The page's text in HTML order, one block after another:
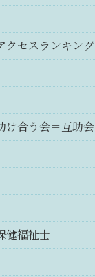
クセスランキング
け合う会＝互助会
健福祉士